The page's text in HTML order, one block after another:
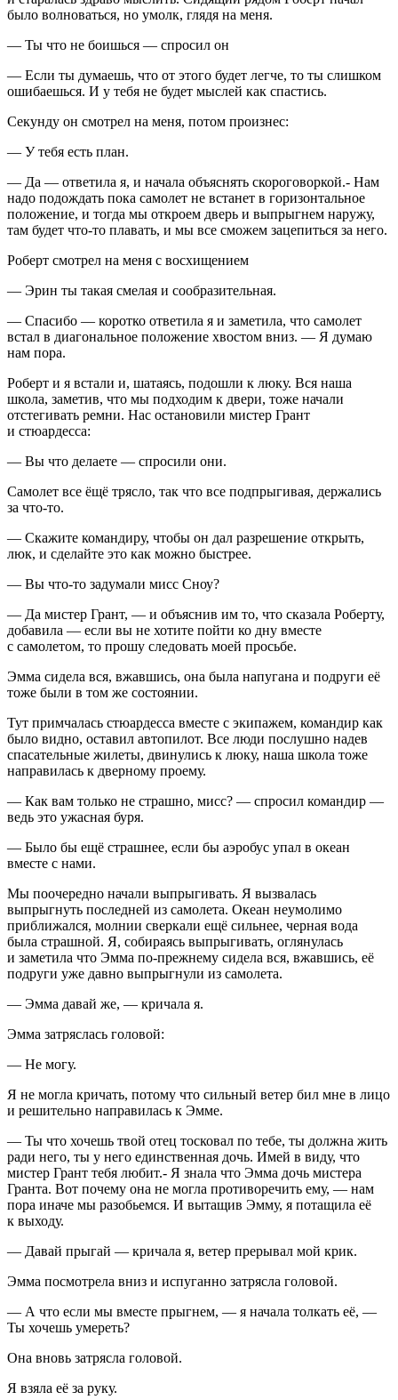
было волноваться, но умолк, глядя на меня.
— Ты что не боишься — спросил он
— Если ты думаешь, что от этого будет легче, то ты слишком
ошибаешься. И у тебя не будет мыслей как спастись.
Секунду он смотрел на меня, потом произнес:
— У тебя есть план.
— Да — ответила я, и начала объяснять скороговоркой.- Нам
надо подождать пока самолет не встанет в горизонтальное
положение, и тогда мы откроем дверь и выпрыгнем наружу,
там будет что-то плавать, и мы все сможем зацепиться за него.
Роберт смотрел на меня с восхищением
— Эрин ты такая смелая и сообразительная.
— Спасибо — коротко ответила я и заметила, что самолет
встал в диагональное положение хвостом вниз. — Я думаю
нам пора.
Роберт и я встали и, шатаясь, подошли к люку. Вся наша
школа, заметив, что мы подходим к двери, тоже начали
отстегивать ремни. Нас остановили мистер Грант
и стюардесса:
— Вы что делаете — спросили они.
Самолет все ёщё трясло, так что все подпрыгивая, держались
за что-то.
— Скажите командиру, чтобы он дал разрешение открыть,
люк, и сделайте это как можно быстрее.
— Вы что-то задумали мисс Сноу?
— Да мистер Грант, — и объяснив им то, что сказала Роберту,
добавила — если вы не хотите пойти ко дну вместе
с самолетом, то прошу следовать моей просьбе.
Эмма сидела вся, вжавшись, она была напугана и подруги её
тоже были в том же состоянии.
Тут примчалась стюардесса вместе с экипажем, командир как
было видно, оставил автопилот. Все люди послушно надев
спасательные жилеты, двинулись к люку, наша школа тоже
направилась к дверному проему.
— Как вам только не страшно, мисс? — спросил командир —
ведь это ужасная буря.
— Было бы ещё страшнее, если бы аэробус упал в океан
вместе с нами.
Мы поочередно начали выпрыгивать. Я вызвалась
выпрыгнуть последней из самолета. Океан неумолимо
приближался, молнии сверкали ещё сильнее, черная вода
была страшной. Я, собираясь выпрыгивать, оглянулась
и заметила что Эмма по-прежнему сидела вся, вжавшись, её
подруги уже давно выпрыгнули из самолета.
— Эмма давай же, — кричала я.
Эмма затряслась головой:
— Не могу.
Я не могла кричать, потому что сильный ветер бил мне в лицо
и решительно направилась к Эмме.
— Ты что хочешь твой отец тосковал по тебе, ты должна жить
ради него, ты у него единственная дочь. Имей в виду, что
мистер Грант тебя любит.- Я знала что Эмма дочь мистера
Гранта. Вот почему она не могла противоречить ему, — нам
пора иначе мы разобьемся. И вытащив Эмму, я потащила её
к выходу.
— Давай прыгай — кричала я, ветер прерывал мой крик.
Эмма посмотрела вниз и испуганно затрясла головой.
— А что если мы вместе прыгнем, — я начала толкать её, —
Ты хочешь умереть?
Она вновь затрясла головой.
Я взяла её за руку.